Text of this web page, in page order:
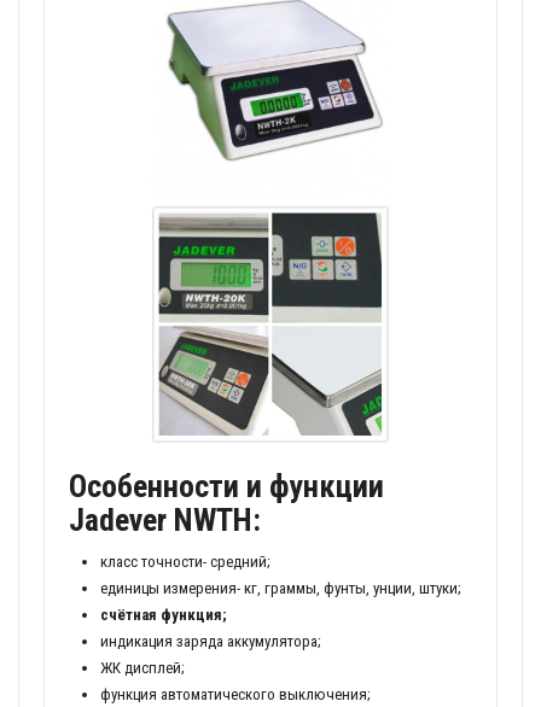
Особенности и функции
Jadever NWTH:
класс точности- средний;
единицы измерения- кг, граммы, фунты, унции, штуки;
счётная функция;
индикация заряда аккумулятора;
ЖК дисплей;
функция автоматического выключения;